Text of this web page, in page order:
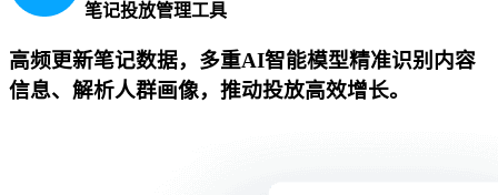
笔记投放管理工具
高频更新笔记数据，多重AI智能模型精准识别内容
信息、解析人群画像，推动投放高效增长。